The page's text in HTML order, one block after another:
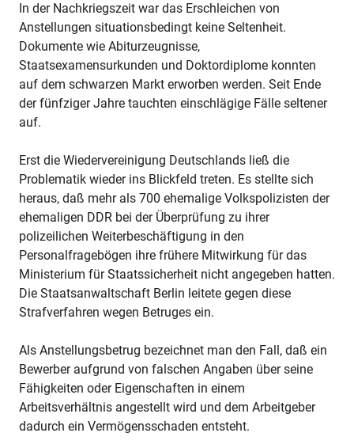
In der Nachkriegszeit war das Erschleichen von
Anstellungen situationsbedingt keine Seltenheit.
Dokumente wie Abiturzeugnisse,
Staatsexamensurkunden und Doktordiplome konnten
auf dem schwarzen Markt erworben werden. Seit Ende
der fünfziger Jahre tauchten einschlägige Fälle seltener
auf.
Erst die Wiedervereinigung Deutschlands ließ die
Problematik wieder ins Blickfeld treten. Es stellte sich
heraus, daß mehr als 700 ehemalige Volkspolizisten der
ehemaligen DDR bei der Überprüfung zu ihrer
polizeilichen Weiterbeschäftigung in den
Personalfragebögen ihre frühere Mitwirkung für das
Ministerium für Staatssicherheit nicht angegeben hatten.
Die Staatsanwaltschaft Berlin leitete gegen diese
Strafverfahren wegen Betruges ein.
Als Anstellungsbetrug bezeichnet man den Fall, daß ein
Bewerber aufgrund von falschen Angaben über seine
Fähigkeiten oder Eigenschaften in einem
Arbeitsverhältnis angestellt wird und dem Arbeitgeber
dadurch ein Vermögensschaden entsteht.